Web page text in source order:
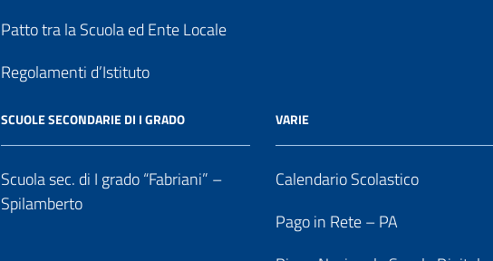
Patto tra la Scuola ed Ente Locale
Regolamenti d’Istituto
SCUOLE SECONDARIE DI I GRADO
Scuola sec. di I grado “Fabriani” –
Spilamberto
VARIE
Calendario Scolastico
Pago in Rete – PA